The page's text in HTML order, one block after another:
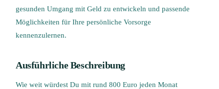
gesunden Umgang mit Geld zu entwickeln und passende
Möglichkeiten für Ihre persönliche Vorsorge
kennenzulernen.
Ausführliche Beschreibung
Wie weit würdest Du mit rund 800 Euro jeden Monat